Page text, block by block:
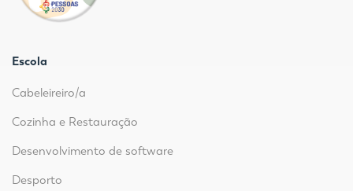
Escola
Cabeleireiro/a
Cozinha e Restauração
Desenvolvimento de software
Desporto